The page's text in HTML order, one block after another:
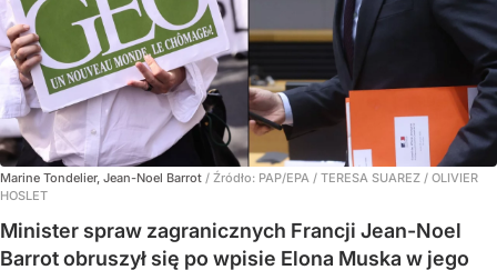
Marine Tondelier, Jean-Noel Barrot / Źródło: PAP/EPA / TERESA SUAREZ / OLIVIER
HOSLET
Minister spraw zagranicznych Francji Jean-Noel
Barrot obruszył się po wpisie Elona Muska w jego